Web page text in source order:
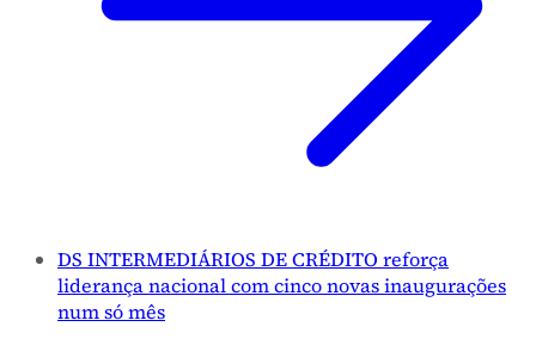
DS INTERMEDIÁRIOS DE CRÉDITO reforça
liderança nacional com cinco novas inaugurações
num só mês